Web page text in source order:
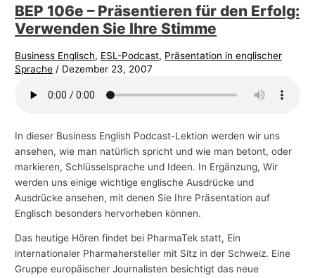
BEP 106e – Präsentieren für den Erfolg:
Verwenden Sie Ihre Stimme
Business Englisch, ESL-Podcast, Präsentation in englischer
Sprache / Dezember 23, 2007
In dieser Business English Podcast-Lektion werden wir uns
ansehen, wie man natürlich spricht und wie man betont, oder
markieren, Schlüsselsprache und Ideen. In Ergänzung, Wir
werden uns einige wichtige englische Ausdrücke und
Ausdrücke ansehen, mit denen Sie Ihre Präsentation auf
Englisch besonders hervorheben können.
Das heutige Hören findet bei PharmaTek statt, Ein
internationaler Pharmahersteller mit Sitz in der Schweiz. Eine
Gruppe europäischer Journalisten besichtigt das neue